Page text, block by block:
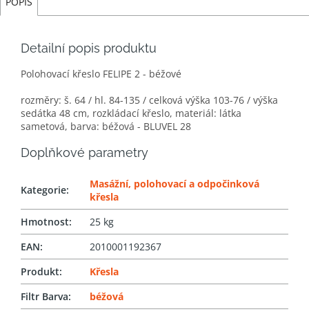
Detailní popis produktu
Polohovací křeslo FELIPE 2 - béžové
rozměry: š. 64 / hl. 84-135 / celková výška 103-76 / výška
sedátka 48 cm, rozkládací křeslo, materiál: látka
sametová, barva: béžová - BLUVEL 28
Doplňkové parametry
Kategorie:
Masážní, polohovací a odpočinková
křesla
Hmotnost:
25 kg
EAN:
2010001192367
Produkt:
Křesla
Filtr Barva:
béžová